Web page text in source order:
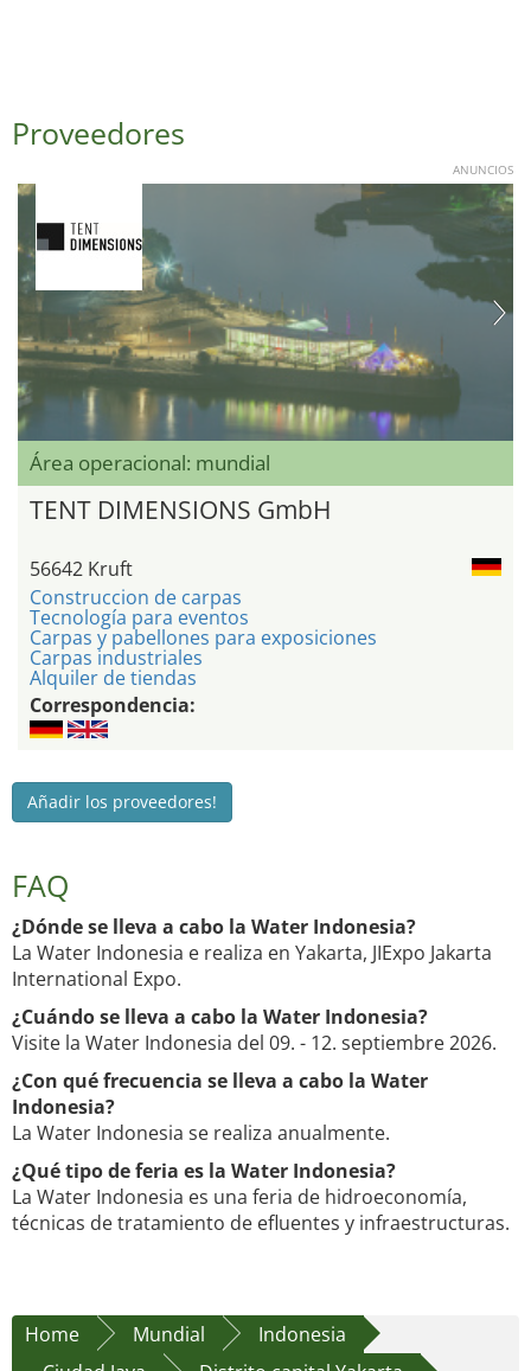
Proveedores
ANUNCIOS
Área operacional: mundial
TENT DIMENSIONS GmbH
56642 Kruft
Construccion de carpas
Tecnología para eventos
Carpas y pabellones para exposiciones
Carpas industriales
Alquiler de tiendas
Correspondencia:
Añadir los proveedores!
FAQ
¿Dónde se lleva a cabo la Water Indonesia?
La Water Indonesia e realiza en Yakarta, JIExpo Jakarta
International Expo.
¿Cuándo se lleva a cabo la Water Indonesia?
Visite la Water Indonesia del 09. - 12. septiembre 2026.
¿Con qué frecuencia se lleva a cabo la Water
Indonesia?
La Water Indonesia se realiza anualmente.
¿Qué tipo de feria es la Water Indonesia?
La Water Indonesia es una feria de hidroeconomía,
técnicas de tratamiento de efluentes y infraestructuras.
Home Mundial
Indonesia